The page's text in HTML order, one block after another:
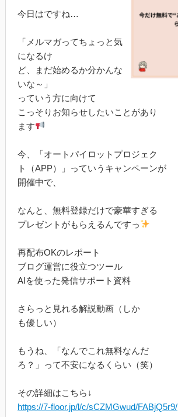
今日はですね…
「メルマガってちょっと気
になるけ
ど、まだ始めるか分かんな
いな～」
っていう方に向けて
こっそりお知らせしたいことがあり
ます
今、「オートパイロットプロジェク
ト（APP）」っていうキャンペーンが
開催中で、
なんと、無料登録だけで豪華すぎる
プレゼントがもらえるんですっ
再配布OKのレポート
ブログ運営に役立つツール
AIを使った発信サポート資料
さらっと見れる解説動画（しか
も優しい）
もうね、「なんでこれ無料なんだ
ろ？」って不安になるくらい（笑）
その詳細はこちら↓
https://7-floor.jp/l/c/sCZMGwud/FABjQ5r9/